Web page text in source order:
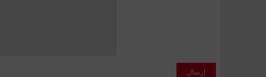
إرسال